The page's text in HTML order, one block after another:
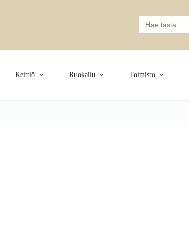
Search
for:
Keittiö Ruokailu Toimisto